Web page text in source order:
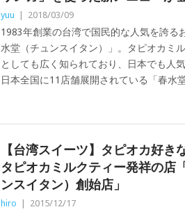
yuu 2018/03/09
1983年創業の台湾で国民的な人気を誇る
水堂（チュンスイタン）」。タピオカミ
としても広く知られており、日本でも人
日本全国に11店舗展開されている「春水
【台湾スイーツ】タピオカ好き
タピオカミルクティー発祥の店
ンスイタン）創始店」
hiro 2015/12/17